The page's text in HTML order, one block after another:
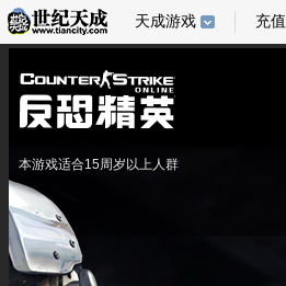
本游戏适合15周岁以上人群
天成游戏 充值